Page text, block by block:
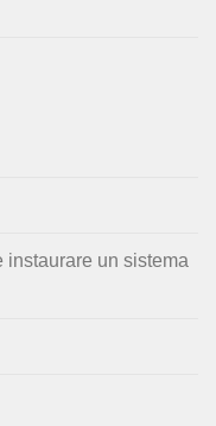
instaurare un sistema